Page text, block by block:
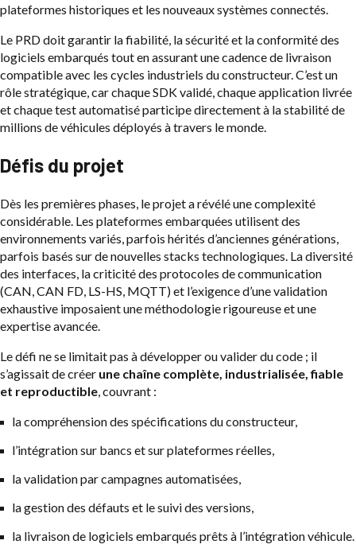
plateformes historiques et les nouveaux systèmes connectés.
Le PRD doit garantir la fiabilité, la sécurité et la conformité des
logiciels embarqués tout en assurant une cadence de livraison
compatible avec les cycles industriels du constructeur. C’est un
rôle stratégique, car chaque SDK validé, chaque application livrée
et chaque test automatisé participe directement à la stabilité de
millions de véhicules déployés à travers le monde.
Défis du projet
Dès les premières phases, le projet a révélé une complexité
considérable. Les plateformes embarquées utilisent des
environnements variés, parfois hérités d’anciennes générations,
parfois basés sur de nouvelles stacks technologiques. La diversité
des interfaces, la criticité des protocoles de communication
(CAN, CAN FD, LS-HS, MQTT) et l’exigence d’une validation
exhaustive imposaient une méthodologie rigoureuse et une
expertise avancée.
Le défi ne se limitait pas à développer ou valider du code ; il
s’agissait de créer une chaîne complète, industrialisée, fiable
et reproductible , couvrant :
la compréhension des spécifications du constructeur,
l’intégration sur bancs et sur plateformes réelles,
la validation par campagnes automatisées,
la gestion des défauts et le suivi des versions,
la livraison de logiciels embarqués prêts à l’intégration véhicule.